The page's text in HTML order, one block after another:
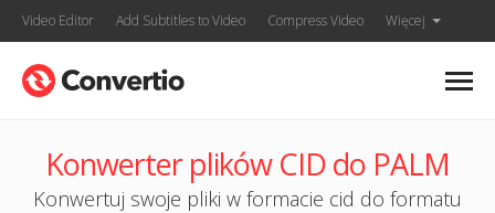
Video Editor Add Subtitles to Video Compress Video Więcej
Konwerter plików CID do PALM
Konwertuj swoje pliki w formacie cid do formatu